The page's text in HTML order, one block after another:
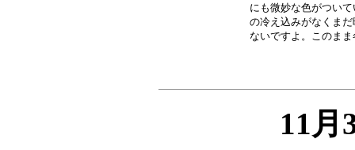
にも微妙な色がつい
の冷え込みがなくま
11月